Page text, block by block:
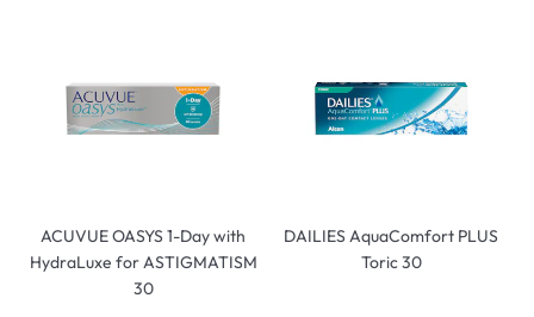
ACUVUE OASYS 1-Day with
HydraLuxe for ASTIGMATISM
30
DAILIES AquaComfort PLUS
Toric 30